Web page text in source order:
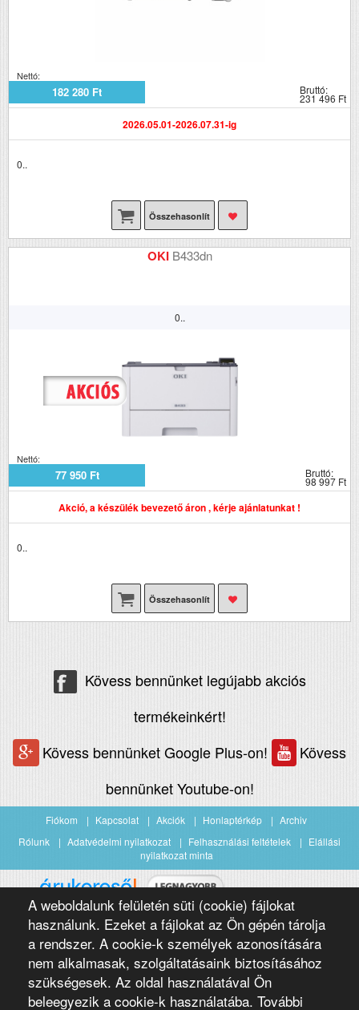
Nettó:
182 280 Ft Bruttó:
231 496 Ft
2026.05.01-2026.07.31-ig
0..
Összehasonlít
OKI B433dn
0..
Nettó:
77 950 Ft Bruttó:
98 997 Ft
Akció, a készülék bevezető áron , kérje ajánlatunkat !
0..
Összehasonlít
A weboldalunk felületén süti (cookie) fájlokat
használunk. Ezeket a fájlokat az Ön gépén tárolja
a rendszer. A cookie-k személyek azonosítására
nem alkalmasak, szolgáltatásaink biztosításához
szükségesek. Az oldal használatával Ön
beleegyezik a cookie-k használatába. További
Kövess bennünket legújabb akciós
termékeinkért!
Kövess bennünket Google Plus-on!
Kövess
bennünket Youtube-on!
Fiókom Kapcsolat Akciók Honlaptérkép
Archiv
Rólunk
Adatvédelmi nyilatkozat Felhasználási feltételek
Elállási
nyilatkozat minta